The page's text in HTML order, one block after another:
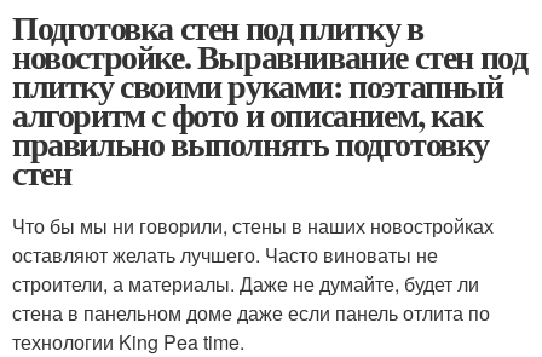
Подготовка стен под плитку в
новостройке. Выравнивание стен под
плитку своими руками: поэтапный
алгоритм с фото и описанием, как
правильно выполнять подготовку
стен
Что бы мы ни говорили, стены в наших новостройках
оставляют желать лучшего. Часто виноваты не
строители, а материалы. Даже не думайте, будет ли
стена в панельном доме даже если панель отлита по
технологии King Pea time.